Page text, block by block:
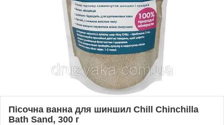
Пісочна ванна для шиншил Chill Chinchilla
Bath Sand, 300 г